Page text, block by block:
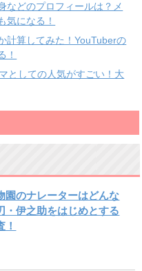
などのプロフィールは？メ
気になる！
計算してみた！YouTuberの
！
としての人気がすごい！大
園のナレーターはどんな
・伊之助をはじめとする
！